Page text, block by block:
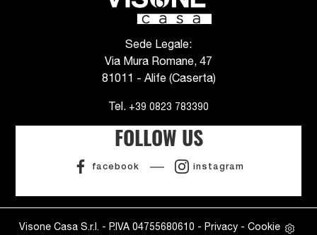
Sede Legale:
Via Mura Romane, 47
81011 - Alife (Caserta)
Tel. +39 0823 783390
FOLLOW US
facebook instagram
Visone Casa S.r.l. - P.IVA 04755680610 - Privacy - Cookie